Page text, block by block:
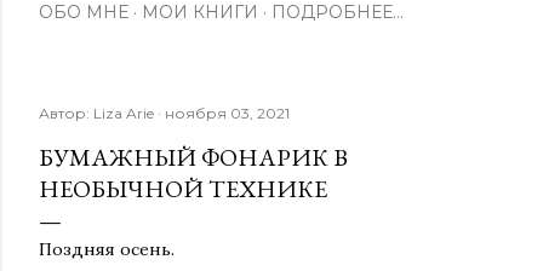
ОБО МНЕ МОИ КНИГИ ПОДРОБНЕЕ…
Автор: Liza Arie ноября 03, 2021
БУМАЖНЫЙ ФОНАРИК В
НЕОБЫЧНОЙ ТЕХНИКЕ
Поздняя осень.